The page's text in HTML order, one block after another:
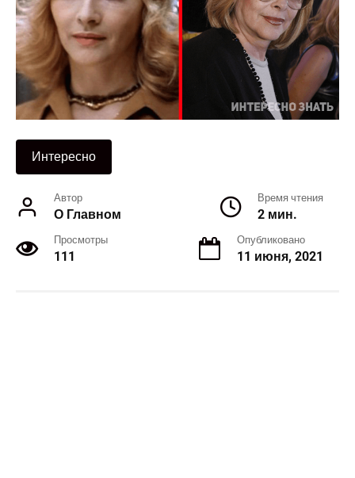
Интересно
Автор
О Главном
Время чтения
2 мин.
Просмотры
111
Опубликовано
11 июня, 2021